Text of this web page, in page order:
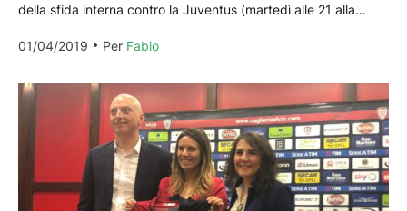
della sfida interna contro la Juventus (martedì alle 21 alla
01/04/2019
Per Fabio